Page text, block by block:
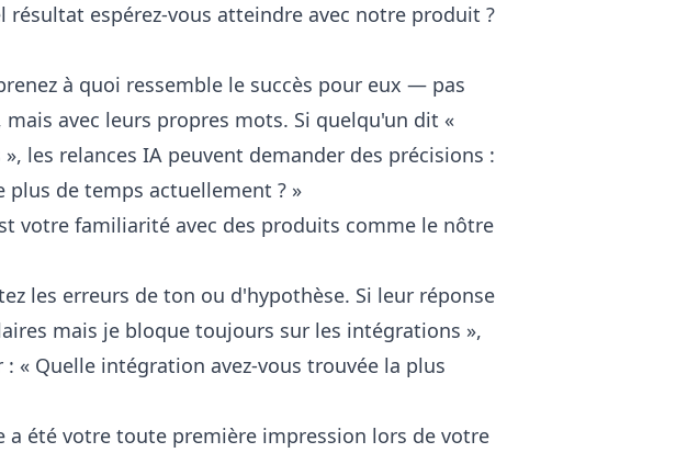
résultat espérez-vous atteindre avec notre produit ?
à quoi ressemble le succès pour eux — pas
avec leurs propres mots. Si quelqu'un dit «
les relances IA peuvent demander des précisions :
de temps actuellement ? »
votre familiarité avec des produits comme le nôtre
les erreurs de ton ou d'hypothèse. Si leur réponse
mais je bloque toujours sur les intégrations »,
« Quelle intégration avez-vous trouvée la plus
a été votre toute première impression lors de votre